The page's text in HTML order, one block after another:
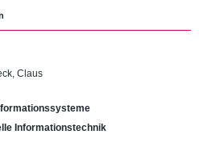
Claus
Informationstechnik